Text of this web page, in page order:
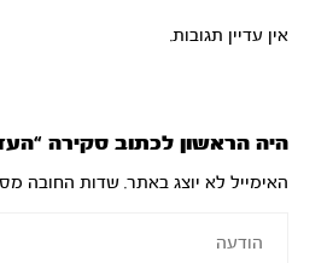
אין עדיין תגובות.
היה הראשון לכתוב סקירה
האימייל לא יוצג באתר. שדות החובה